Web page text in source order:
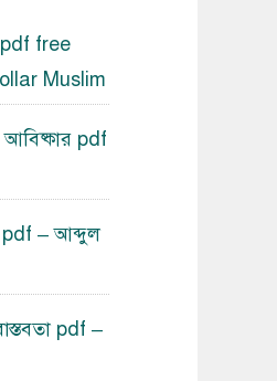
free
Muslim
pdf
pdf – আব্দুল
pdf –